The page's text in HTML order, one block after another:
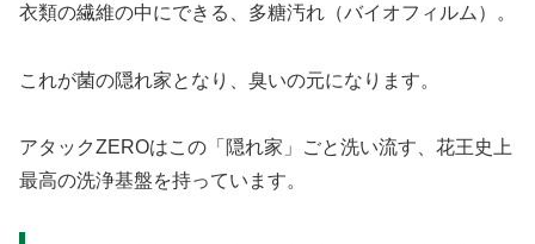
衣類の繊維の中にできる、多糖汚れ（バイオフィルム）。
これが菌の隠れ家となり、臭いの元になります。
アタックZEROはこの「隠れ家」ごと洗い流す、花王史上
最高の洗浄基盤を持っています。